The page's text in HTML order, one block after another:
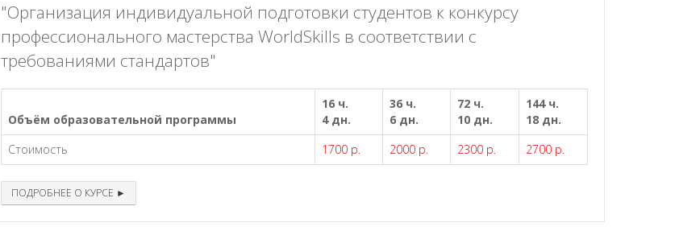
"Организация индивидуальной подготовки студентов к конкурсу
профессионального мастерства WorldSkills в соответствии с
требованиями стандартов"
Объём образовательной программы
16 ч.
4 дн.
36 ч.
6 дн.
72 ч.
10 дн.
144 ч.
18 дн.
Стоимость
1700 р. 2000 р. 2300 р. 2700 р.
ПОДРОБНЕЕ О КУРСЕ ►